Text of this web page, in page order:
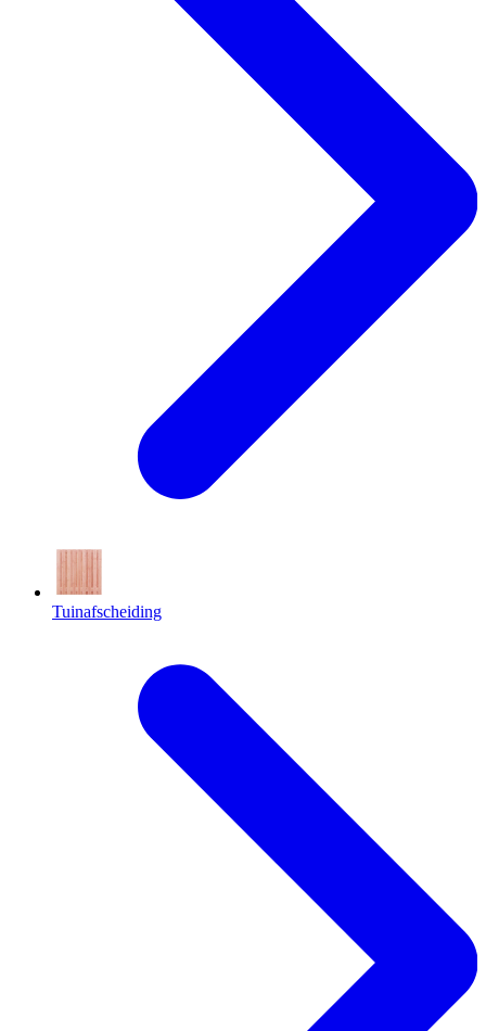
Tuinafscheiding